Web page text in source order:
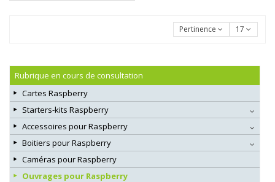
Pertinence 17
Rubrique en cours de consultation
Cartes Raspberry
Starters-kits Raspberry
Accessoires pour Raspberry
Boitiers pour Raspberry
Caméras pour Raspberry
Ouvrages pour Raspberry